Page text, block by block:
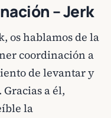
– Jerk
os hablamos de la
coordinación a
de levantar y
a él,
la